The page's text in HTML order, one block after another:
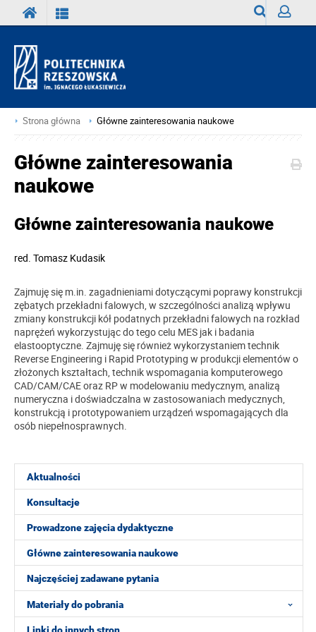
Strona główna Główne zainteresowania naukowe
Aktualności
Konsultacje
Prowadzone zajęcia dydaktyczne
Główne zainteresowania naukowe
Najczęściej zadawane pytania
Materiały do pobrania
Główne zainteresowania
naukowe
Główne zainteresowania naukowe
red. Tomasz Kudasik
Zajmuję się m.in. zagadnieniami dotyczącymi poprawy konstrukcji
zębatych przekładni falowych, w szczególności analizą wpływu
zmiany konstrukcji kół podatnych przekładni falowych na rozkład
naprężeń wykorzystując do tego celu MES jak i badania
elastooptyczne. Zajmuję się również wykorzystaniem technik
Reverse Engineering i Rapid Prototyping w produkcji elementów o
złożonych kształtach, technik wspomagania komputerowego
CAD/CAM/CAE oraz RP w modelowaniu medycznym, analizą
numeryczna i doświadczalna w zastosowaniach medycznych,
konstrukcją i prototypowaniem urządzeń wspomagających dla
osób niepełnosprawnych.